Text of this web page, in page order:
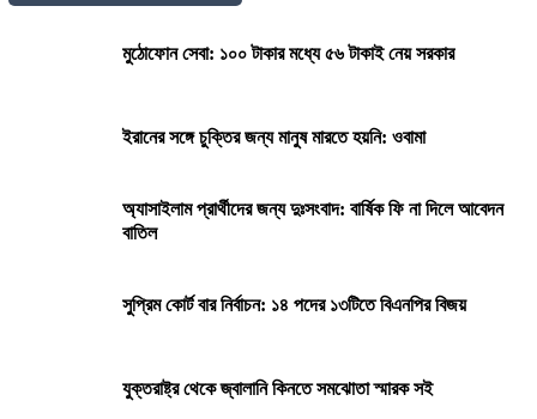
মুঠোফোন সেবা: ১০০ টাকার মধ্যে ৫৬ টাকাই নেয় সরকার
ইরানের সঙ্গে চুক্তির জন্য মানুষ মারতে হয়নি: ওবামা
অ্যাসাইলাম প্রার্থীদের জন্য দুঃসংবাদ: বার্ষিক ফি না দিলে আবেদন
বাতিল
সুপ্রিম কোর্ট বার নির্বাচন: ১৪ পদের ১৩টিতে বিএনপির বিজয়
যুক্তরাষ্ট্র থেকে জ্বালানি কিনতে সমঝোতা স্মারক সই